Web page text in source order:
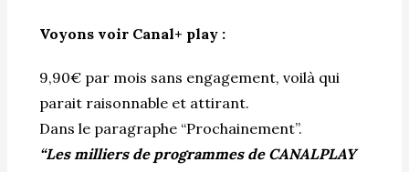
Voyons voir Canal+ play :
9,90€ par mois sans engagement, voilà qui
parait raisonnable et attirant.
Dans le paragraphe “Prochainement”.
“Les milliers de programmes de CANALPLAY